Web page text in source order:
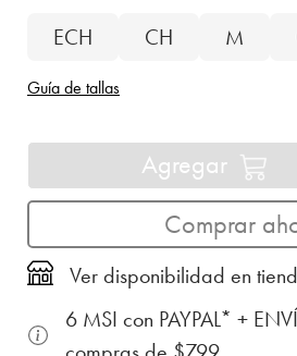
ECH
CH M
Guía de tallas
Agregar
Comprar
Ver disponibilidad en
6 MSI con PAYPAL* +